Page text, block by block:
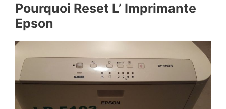
Pourquoi Reset L’ Imprimante
Epson